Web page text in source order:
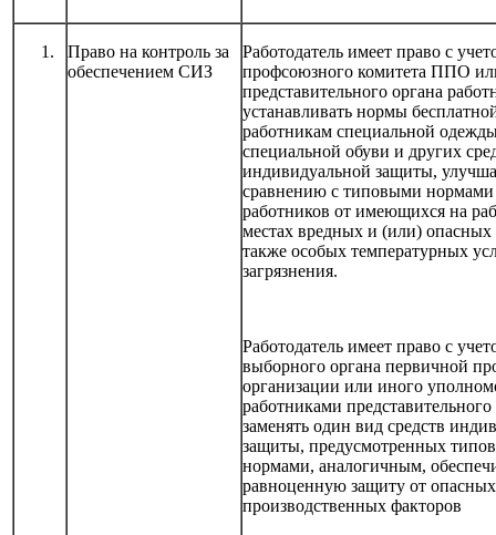
Право на контроль за
обеспечением СИЗ
Работодатель имеет право с
профсоюзного комитета ППО
представительного органа
устанавливать нормы
работникам специальной
специальной обуви и других
индивидуальной защиты,
сравнению с типовыми нормами
работников от имеющихся на
местах вредных и (или) опасных
также особых температурных
загрязнения.
Работодатель имеет право с
выборного органа первичной
организации или иного
работниками представительного
заменять один вид средств
защиты, предусмотренных
нормами, аналогичным,
равноценную защиту от
производственных факторов